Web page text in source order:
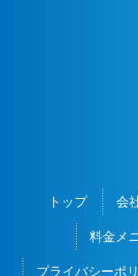
トップ 会
料金メ
プライバシーポ